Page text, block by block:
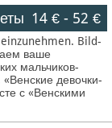
14 €- 52 €
Bild-
ваше
мальчиков-
девочки-
с «Венскими